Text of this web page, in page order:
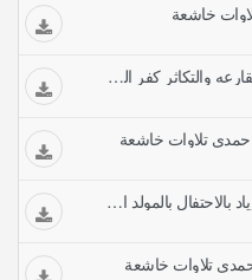
خاشعة
اخر الاسراء والواقعه والعلق والقارعه والتكاثر كفر الباز حمدي تلاوات خاشعة
حمدي تلاوات خاشعة
اخر الانبياء وقصار السور محله زياد بالاحتفال بالمولد النبوى الشريف حمدي تلاوات خاشعة
تلاوات خاشعة